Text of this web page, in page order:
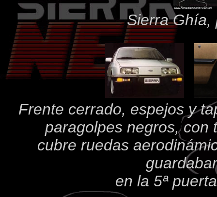
Sierra Ghía,
Frente cerrado, espejos y
paragolpes negros, con
cubre ruedas
en la 5ª